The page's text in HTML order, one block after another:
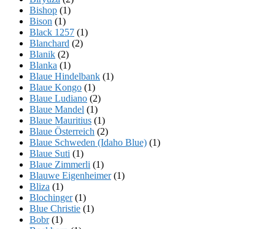
Bishop (1)
Bison (1)
Black 1257 (1)
Blanchard (2)
Blanik (2)
Blanka (1)
Blaue Hindelbank (1)
Blaue Kongo (1)
Blaue Ludiano (2)
Blaue Mandel (1)
Blaue Mauritius (1)
Blaue Österreich (2)
Blaue Schweden (Idaho Blue) (1)
Blaue Suti (1)
Blaue Zimmerli (1)
Blauwe Eigenheimer(1)
Bliza (1)
Blochinger(1)
Blue Christie (1)
Bobr(1)